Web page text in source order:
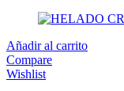
Añadir al carrito
Compare
Wishlist